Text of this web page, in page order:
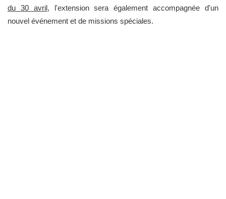
du 30 avril, l'extension sera également accompagnée d'un
nouvel événement et de missions spéciales.